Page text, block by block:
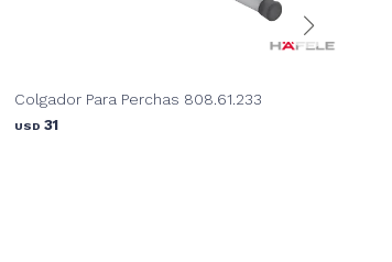
Colgador Para Perchas 808.61.233
USD 31